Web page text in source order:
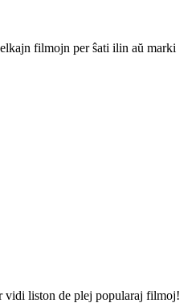
filmojn per ŝati ilin aŭ marki
vidi liston de plej popularaj filmoj!